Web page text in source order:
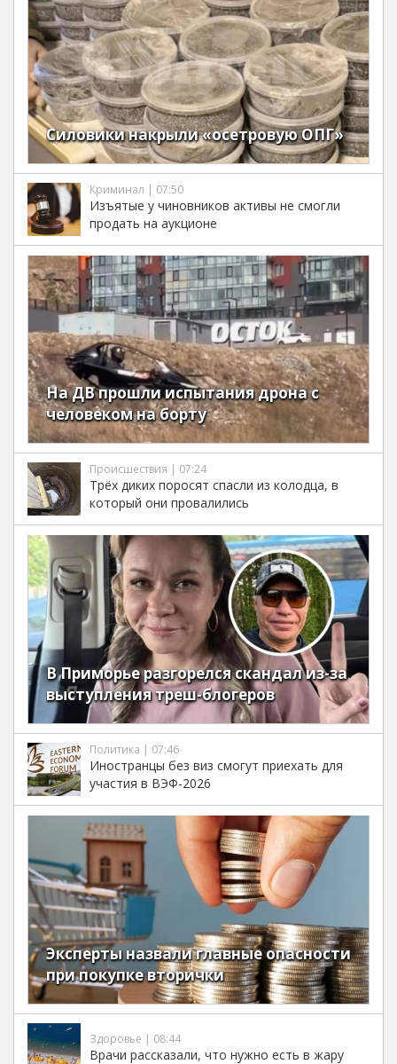
Силовики накрыли «осетровую ОПГ»
Криминал | 07:50
Изъятые у чиновников активы не смогли
продать на аукционе
На ДВ прошли испытания дрона с
человеком на борту
Происшествия | 07:24
Трёх диких поросят спасли из колодца, в
который они провалились
В Приморье разгорелся скандал из-за
выступления треш-блогеров
Политика | 07:46
Иностранцы без виз смогут приехать для
участия в ВЭФ-2026
Эксперты назвали главные опасности
при покупке вторички
Здоровье | 08:44
Врачи рассказали, что нужно есть в жару